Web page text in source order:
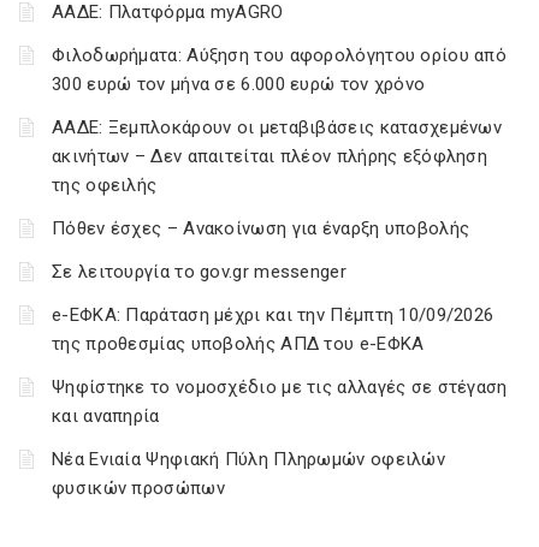
ΑΑΔΕ: Πλατφόρμα myAGRO
Φιλοδωρήματα: Αύξηση του αφορολόγητου ορίου από
300 ευρώ τον μήνα σε 6.000 ευρώ τον χρόνο
ΑΑΔΕ: Ξεμπλοκάρουν οι μεταβιβάσεις κατασχεμένων
ακινήτων – Δεν απαιτείται πλέον πλήρης εξόφληση
της οφειλής
Πόθεν έσχες – Ανακοίνωση για έναρξη υποβολής
Σε λειτουργία το gov.gr messenger
e-ΕΦΚΑ: Παράταση μέχρι και την Πέμπτη 10/09/2026
της προθεσμίας υποβολής ΑΠΔ του e-ΕΦΚΑ
Ψηφίστηκε το νομοσχέδιο με τις αλλαγές σε στέγαση
και αναπηρία
Νέα Ενιαία Ψηφιακή Πύλη Πληρωμών οφειλών
φυσικών προσώπων